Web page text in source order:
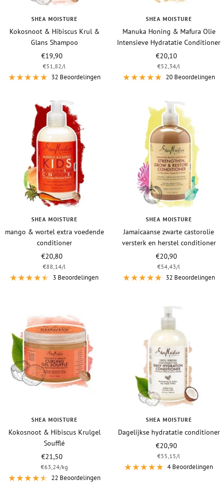
SHEA MOISTURE
Kokosnoot & Hibiscus Krul &
Glans Shampoo
Vraagprijs
€19,90
€51,82/l
32 Beoordelingen
SHEA MOISTURE
Manuka Honing & Mafura Olie
Intensieve Hydratatie Conditioner
Vraagprijs
€20,10
€52,34/l
20 Beoordelingen
SHEA MOISTURE
mango & wortel extra voedende
conditioner
Vraagprijs
€20,80
€88,14/l
3 Beoordelingen
SHEA MOISTURE
Jamaicaanse zwarte castorolie
versterk en herstel conditioner
Vraagprijs
€20,90
€54,43/l
32 Beoordelingen
SHEA MOISTURE
Kokosnoot & Hibiscus Krulgel
Soufflé
Vraagprijs
€21,50
€63,24/kg
22 Beoordelingen
SHEA MOISTURE
Dagelijkse hydratatie conditioner
Vraagprijs
€20,90
€55,15/l
4 Beoordelingen